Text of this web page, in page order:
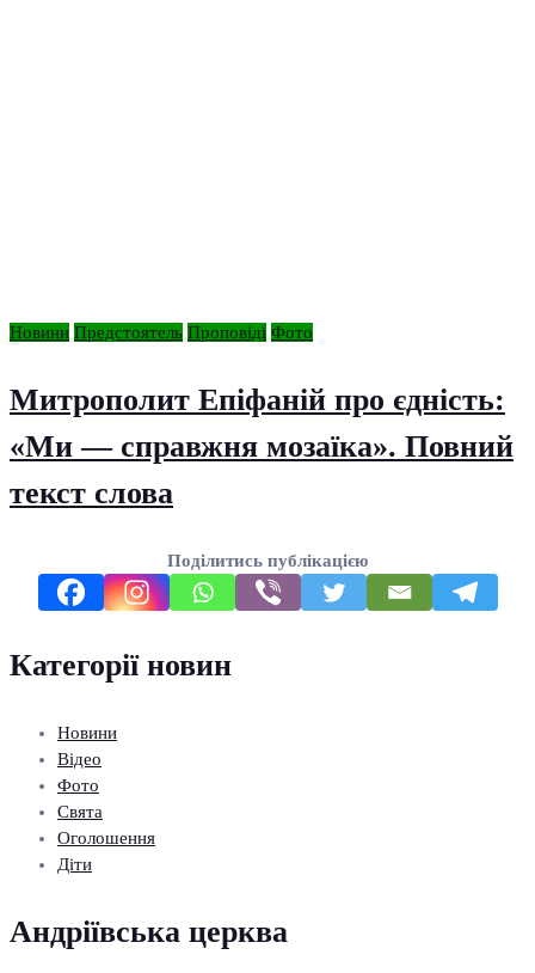
Новини Предстоятель Проповіді Фото
Митрополит Епіфаній про єдність:
«Ми — справжня мозаїка». Повний
текст слова
Поділитись публікацією
Категорії новин
Новини
Відео
Фото
Свята
Оголошення
Діти
Андріївська церква